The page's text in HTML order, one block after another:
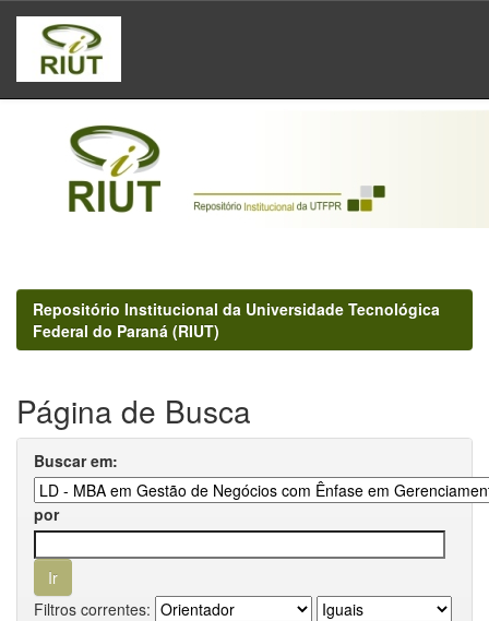
Skip
navigation
Repositório Institucional da Universidade Tecnológica
Federal do Paraná (RIUT)
Página de Busca
Buscar em:
por
Filtros correntes: